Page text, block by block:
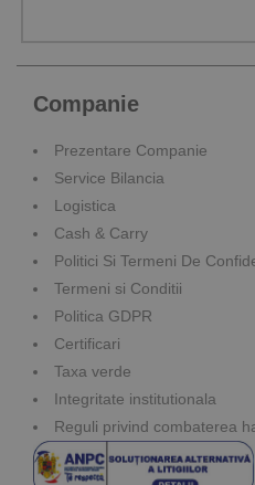
Companie
Prezentare Companie
Service Bilancia
Logistica
Cash & Carry
Politici Si Termeni De
Termeni si Conditii
Politica GDPR
Certificari
Taxa verde
Integritate institutionala
Reguli privind combaterea